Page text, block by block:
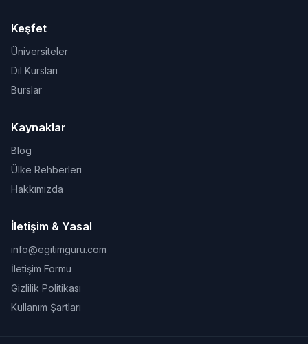
Keşfet
Üniversiteler
Dil Kursları
Burslar
Kaynaklar
Blog
Ülke Rehberleri
Hakkımızda
İletişim & Yasal
info@egitimguru.com
İletişim Formu
Gizlilik Politikası
Kullanım Şartları